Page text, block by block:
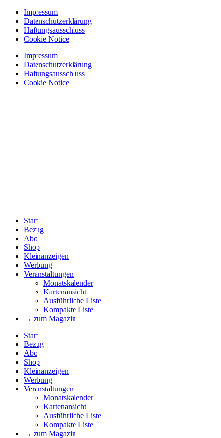
Zum
Inhalt
springen
Impressum
Datenschutzerklärung
Haftungsausschluss
Cookie Notice
Impressum
Datenschutzerklärung
Haftungsausschluss
Cookie Notice
Start
Bezug
Abo
Shop
Kleinanzeigen
Werbung
Veranstaltungen
Monatskalender
Kartenansicht
Ausführliche Liste
Kompakte Liste
→ zum Magazin
Start
Bezug
Abo
Shop
Kleinanzeigen
Werbung
Veranstaltungen
Monatskalender
Kartenansicht
Ausführliche Liste
Kompakte Liste
→ zum Magazin